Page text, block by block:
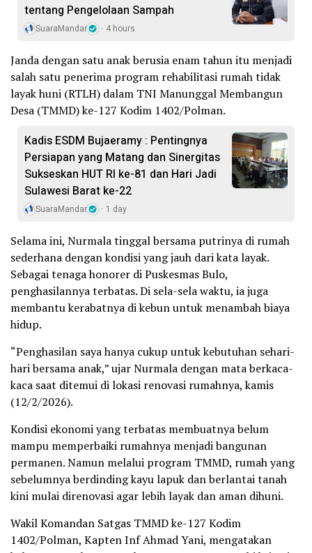
tentang Pengelolaan Sampah
SuaraMandar 4 hours
Janda dengan satu anak berusia enam tahun itu menjadi
salah satu penerima program rehabilitasi rumah tidak
layak huni (RTLH) dalam TNI Manunggal Membangun
Desa (TMMD) ke-127 Kodim 1402/Polman.
Kadis ESDM Bujaeramy : Pentingnya
Persiapan yang Matang dan Sinergitas
Sukseskan HUT RI ke-81 dan Hari Jadi
Sulawesi Barat ke-22
SuaraMandar 1 day
Selama ini, Nurmala tinggal bersama putrinya di rumah
sederhana dengan kondisi yang jauh dari kata layak.
Sebagai tenaga honorer di Puskesmas Bulo,
penghasilannya terbatas. Di sela-sela waktu, ia juga
membantu kerabatnya di kebun untuk menambah biaya
hidup.
“Penghasilan saya hanya cukup untuk kebutuhan sehari-
hari bersama anak,” ujar Nurmala dengan mata berkaca-
kaca saat ditemui di lokasi renovasi rumahnya, kamis
(12/2/2026).
Kondisi ekonomi yang terbatas membuatnya belum
mampu memperbaiki rumahnya menjadi bangunan
permanen. Namun melalui program TMMD, rumah yang
sebelumnya berdinding kayu lapuk dan berlantai tanah
kini mulai direnovasi agar lebih layak dan aman dihuni.
Wakil Komandan Satgas TMMD ke-127 Kodim
1402/Polman, Kapten Inf Ahmad Yani, mengatakan